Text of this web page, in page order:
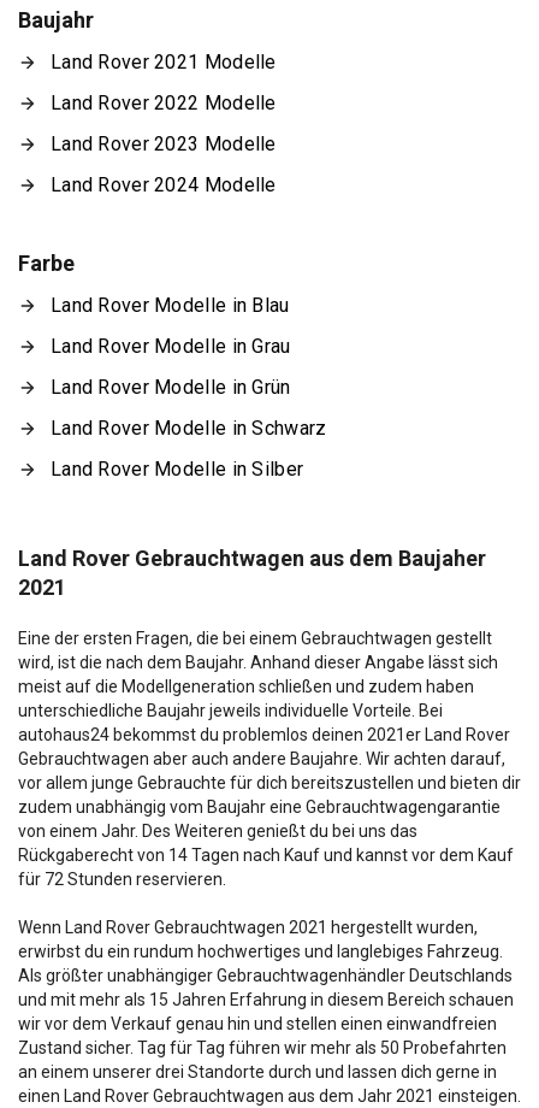
Baujahr
Land Rover 2021 Modelle
Land Rover 2022 Modelle
Land Rover 2023 Modelle
Land Rover 2024 Modelle
Farbe
Land Rover Modelle in Blau
Land Rover Modelle in Grau
Land Rover Modelle in Grün
Land Rover Modelle in Schwarz
Land Rover Modelle in Silber
Land Rover Gebrauchtwagen aus dem Baujaher
2021
Eine der ersten Fragen, die bei einem Gebrauchtwagen gestellt
wird, ist die nach dem Baujahr. Anhand dieser Angabe lässt sich
meist auf die Modellgeneration schließen und zudem haben
unterschiedliche Baujahr jeweils individuelle Vorteile. Bei
autohaus24 bekommst du problemlos deinen 2021er Land Rover
Gebrauchtwagen aber auch andere Baujahre. Wir achten darauf,
vor allem junge Gebrauchte für dich bereitszustellen und bieten dir
zudem unabhängig vom Baujahr eine Gebrauchtwagengarantie
von einem Jahr. Des Weiteren genießt du bei uns das
Rückgaberecht von 14 Tagen nach Kauf und kannst vor dem Kauf
für 72 Stunden reservieren.
Wenn Land Rover Gebrauchtwagen 2021 hergestellt wurden,
erwirbst du ein rundum hochwertiges und langlebiges Fahrzeug.
Als größter unabhängiger Gebrauchtwagenhändler Deutschlands
und mit mehr als 15 Jahren Erfahrung in diesem Bereich schauen
wir vor dem Verkauf genau hin und stellen einen einwandfreien
Zustand sicher. Tag für Tag führen wir mehr als 50 Probefahrten
an einem unserer drei Standorte durch und lassen dich gerne in
einen Land Rover Gebrauchtwagen aus dem Jahr 2021 einsteigen.